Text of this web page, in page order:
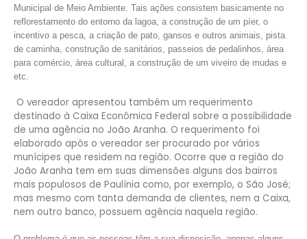
Municipal de Meio Ambiente. Tais ações consistem basicamente no
reflorestamento do entorno da lagoa, a construção de um píer, o
incentivo a pesca, a criação de pato, gansos e outros animais, pista
de caminha, construção de sanitários, passeios de pedalinhos, área
para comércio, área cultural, a construção de um viveiro de mudas e
etc.
O vereador apresentou também um requerimento
destinado à Caixa Econômica Federal sobre a possibilidade
de uma agência no João Aranha. O requerimento foi
elaborado após o vereador ser procurado por vários
munícipes que residem na região. Ocorre que a região do
João Aranha tem em suas dimensões alguns dos bairros
mais populosos de Paulínia como, por exemplo, o São José;
mas mesmo com tanta demanda de clientes, nem a Caixa,
nem outro banco, possuem agência naquela região.